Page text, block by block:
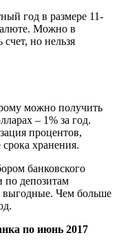
год в размере 11-
Можно в
но нельзя
можно получить
– 1% за год.
процентов,
хранения.
банковского
по депозитам
выгодные. Чем больше
по июнь 2017